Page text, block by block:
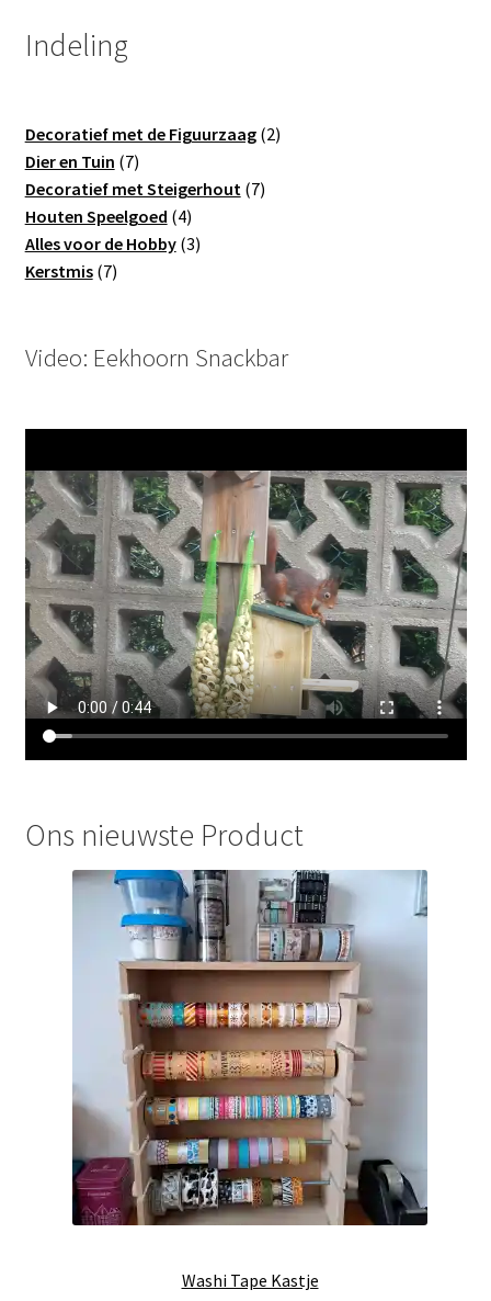
Indeling
Decoratief met de Figuurzaag 22
Dier en Tuin 77
producten
Decoratief met Steigerhout 77
Houten Speelgoed 44
producten
Alles voor de Hobby 33
Kerstmis 77
Video: Eekhoorn Snackbar
Ons nieuwste Product
Washi Tape Kastje